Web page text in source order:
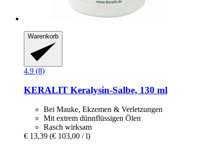
Warenkorb
4.9 (8)
KERALIT Keralysin-​Salbe, 130 ml
Bei Mauke, Ekzemen & Verletzungen
Mit extrem dünnflüssigen Ölen
Rasch wirksam
€ 13,39 (€ 103,00 / l)